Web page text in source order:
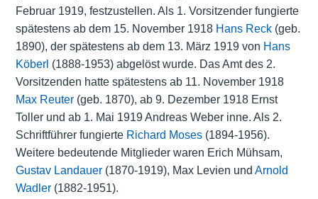
Februar 1919, festzustellen. Als 1. Vorsitzender fungierte
spätestens ab dem 15. November 1918 Hans Reck(geb.
1890), der spätestens ab dem 13. März 1919 von Hans
Köberl (1888-1953) abgelöst wurde. Das Amt des 2.
Vorsitzenden hatte spätestens ab 11. November 1918
Max Reuter(geb. 1870), ab 9. Dezember 1918 Ernst
Toller und ab 1. Mai 1919 Andreas Weber inne. Als 2.
Schriftführer fungierte Richard Moses(1894-1956).
Weitere bedeutende Mitglieder waren Erich Mühsam,
Gustav Landauer(1870-1919), Max Levien und Arnold
Wadler(1882-1951).